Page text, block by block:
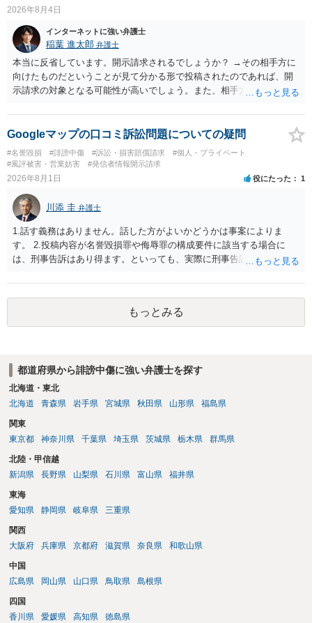
2026年8月4日
インターネットに強い弁護士
稲葉 進太郎 弁護士
本当に反省しています。開示請求されるでしょうか？ →その相手方に
向けたものだということが見て分かる形で投稿されたのであれば、開
示請求の対象となる可能性が高いでしょう。また、相手方の投稿した
と存じます。発信者情報開示請求が進むと、投稿に使った回線の契約
者のところに、意見照会がなされます。アカウント情報開示の場合
は、アカウントの登録メールに意見照会がなされます。 また、された
場合賠償金はいくらでしょうか。 →ケースバイケースであり、数万円
から１００万単位まで様々でしょう。裁判外であれば交渉して相手方
Googleマップの口コミ訴訟問題についての疑問
#名誉毀損 #誹謗中傷 #訴訟・損害賠償請求
#個人・プライベート
#風評被害・営業妨害
#発信者情報開示請求
2026年8月1日 役にたった 1
川添 圭 弁護士
1.話す義務はありません。話した方がよいかどうかは事案によりま
す。 2.投稿内容が名誉毀損罪や侮辱罪の構成要件に該当する場合に
は、刑事告訴はあり得ます。といっても、実際に刑事告訴に動くかど
です。Googleは電話番号の開示請求もできることが多いので、少しで
も特定可能になるよう、複数ルートで開示請求が行われることが多い
です。さらにいえば、利用者からの口コミ投稿の場合、開示請求者は
ある程度対象者を特定できている（ただし証拠による裏付けか必要な
もっとみる
都道府県から誹謗中傷に強い弁護士を探す
北海道・東北
北海道
青森県 岩手県 宮城県 秋田県 山形県 福島県
関東
東京都
神奈川県 千葉県 埼玉県 茨城県 栃木県 群馬県
北陸・甲信越
新潟県
長野県 山梨県 石川県 富山県 福井県
東海
愛知県
静岡県 岐阜県 三重県
関西
大阪府
兵庫県 京都府 滋賀県 奈良県 和歌山県
中国
広島県
岡山県 山口県 鳥取県 島根県
四国
香川県
愛媛県 高知県 徳島県